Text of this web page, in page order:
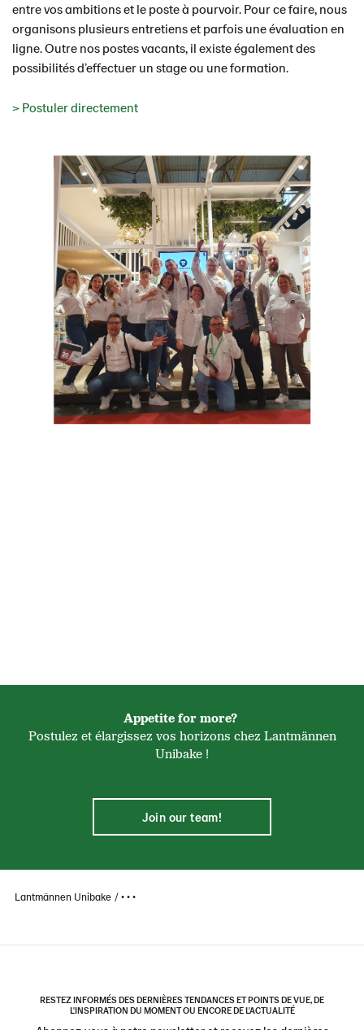
entre vos ambitions et le poste à pourvoir. Pour ce faire, nous
organisons plusieurs entretiens et parfois une évaluation en
ligne. Outre nos postes vacants, il existe également des
possibilités d’effectuer un stage ou une formation.
> Postuler directement
Appetite for more?
Postulez et élargissez vos horizons chez Lantmännen
Unibake !
Join our team!
Lantmännen Unibake • • •
RESTEZ INFORMÉS DES DERNIÈRES TENDANCES ET POINTS DE VUE, DE
L'INSPIRATION DU MOMENT OU ENCORE DE L'ACTUALITÉ